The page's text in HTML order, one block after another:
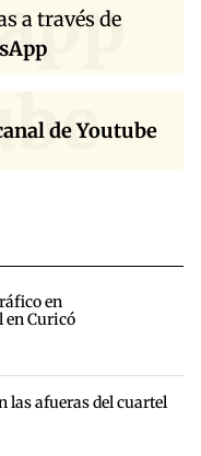
a través de
de Youtube
en
en Curicó
las afueras del cuartel